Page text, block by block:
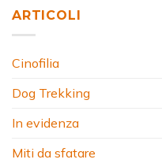
ARTICOLI
Cinofilia
Dog Trekking
In evidenza
Miti da sfatare